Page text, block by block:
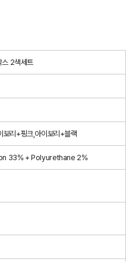
스 2색세트
보리+핑크,아이보리+블랙
33% + Polyurethane 2%